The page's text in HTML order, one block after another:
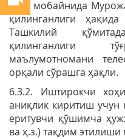
соат мобайнида
қилинганлиги
Ташкилий
қилинганлиги
маълумотномани
орқали сўрашга ҳақли.
6.3.2. Иштирокчи
аниқлик киритиш
ёритувчи қўшимча
ва ҳ.з.) тақдим